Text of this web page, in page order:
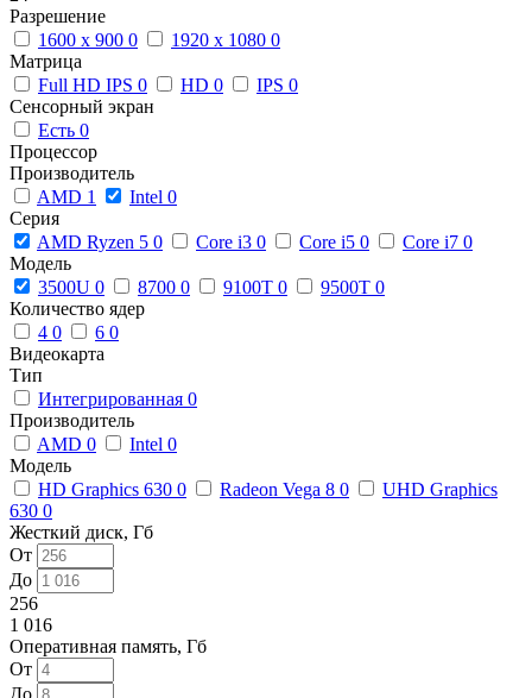
Разрешение
1600 x 900 0 1920 x 1080 0
Матрица
Full HD IPS 0 HD 0 IPS 0
Сенсорный экран
Есть 0
Процессор
Производитель
AMD 1 Intel 0
Серия
AMD Ryzen 5 0 Core i3 0 Core i5 0 Core i7 0
Модель
3500U 0 8700 0 9100T 0 9500T 0
Количество ядер
4 0 6 0
Видеокарта
Тип
Интегрированная 0
Производитель
AMD 0 Intel 0
Модель
HD Graphics 630 0 Radeon Vega 8 0
UHD Graphics
630 0
Жесткий диск, Гб
От
До
256
1 016
Оперативная память, Гб
От
До